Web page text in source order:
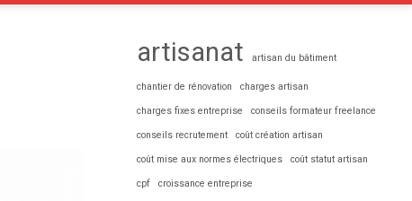
artisanat artisan du bâtiment
chantier de rénovation charges artisan
charges fixes entreprise conseils formateur freelance
conseils recrutement coût création artisan
coût mise aux normes électriques coût statut artisan
cpf croissance entreprise